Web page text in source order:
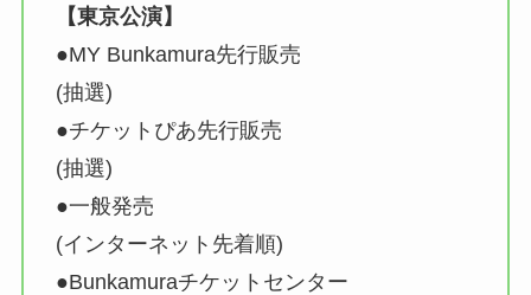
【東京公演】
●MY Bunkamura先行販売
(抽選)
●チケットぴあ先行販売
(抽選)
●一般発売
(インターネット先着順)
●Bunkamuraチケットセンター